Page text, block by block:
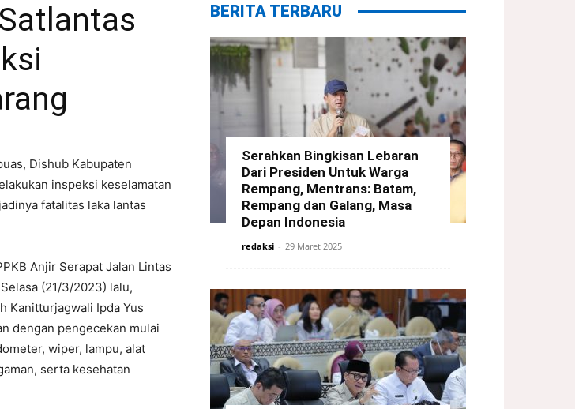
Dishub Kabupaten
inspeksi keselamatan
fatalitas laka lantas
Anjir Serapat Jalan Lintas
(21/3/2023) lalu,
Kanitturjagwali Ipda Yus
dengan pengecekan mulai
wiper, lampu, alat
serta kesehatan
BERITA TERBARU
Serahkan Bingkisan Lebaran
Dari Presiden Untuk Warga
Rempang, Mentrans: Batam,
Rempang dan Galang, Masa
Depan Indonesia
redaksi - 29 Maret 2025